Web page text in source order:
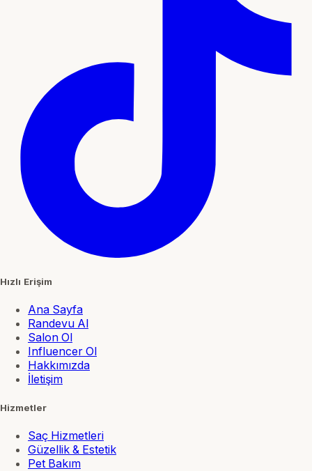
Hızlı Erişim
Ana Sayfa
Randevu Al
Salon Ol
Influencer Ol
Hakkımızda
İletişim
Hizmetler
Saç Hizmetleri
Güzellik & Estetik
Pet Bakım